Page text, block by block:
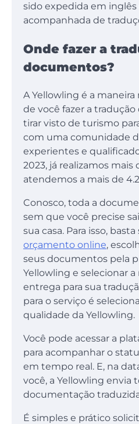
sido expedida em inglês
acompanhada de
Onde fazer a
documentos?
A Yellowling é a maneira
de você fazer a
tirar visto de turismo
com uma comunidade
experientes e
2023, já realizamos mais
atendemos a mais de
Conosco, toda a
sem que você precise
sua casa. Para isso,
orçamento online,
seus documentos pela
Yellowling e selecionar
entrega para sua
para o serviço é
qualidade da Yellowling.
Você pode acessar a
para acompanhar o
em tempo real. E, na
você, a Yellowling envia
documentação
É simples e prático